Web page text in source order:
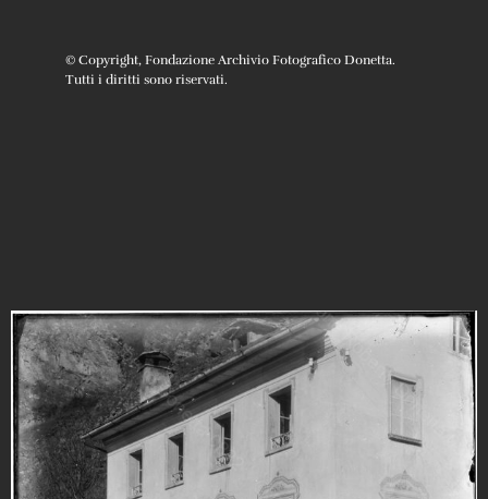
© Copyright, Fondazione Archivio Fotografico Donetta.
Tutti i diritti sono riservati.